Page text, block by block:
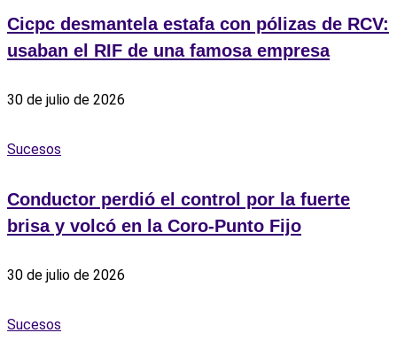
Cicpc desmantela estafa con pólizas de RCV:
usaban el RIF de una famosa empresa
30 de julio de 2026
Sucesos
Conductor perdió el control por la fuerte
brisa y volcó en la Coro-Punto Fijo
30 de julio de 2026
Sucesos